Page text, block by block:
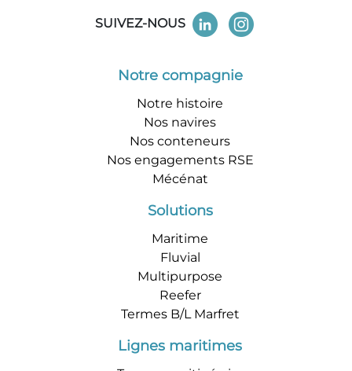
SUIVEZ-NOUS
Notre compagnie
Notre histoire
Nos navires
Nos conteneurs
Nos engagements RSE
Mécénat
Solutions
Maritime
Fluvial
Multipurpose
Reefer
Termes B/L Marfret
Lignes maritimes